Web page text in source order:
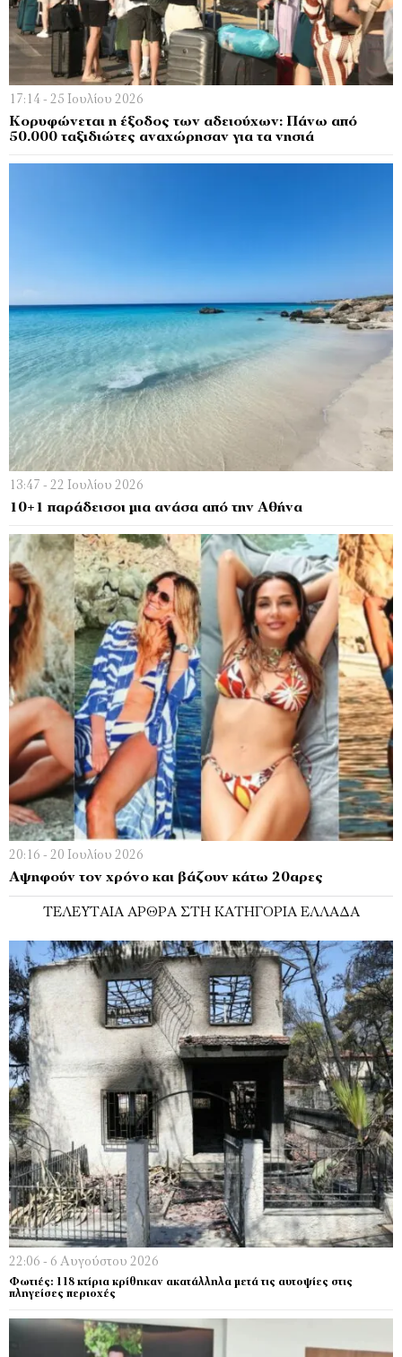
17:14 - 25 Ιουλίου 2026
Κορυφώνεται η έξοδος των αδειούχων: Πάνω από
50.000 ταξιδιώτες αναχώρησαν για τα νησιά
13:47 - 22 Ιουλίου 2026
10+1 παράδεισοι μια ανάσα από την Αθήνα
20:16 - 20 Ιουλίου 2026
Αψηφούν τον χρόνο και βάζουν κάτω 20αρες
ΤΕΛΕΥΤΑΊΑ ΆΡΘΡΑ ΣΤΗ ΚΑΤΗΓΟΡΊΑ ΕΛΛΆΔΑ
22:06 - 6 Αυγούστου 2026
Φωτιές: 118 κτίρια κρίθηκαν ακατάλληλα μετά τις αυτοψίες στις
πληγείσες περιοχές